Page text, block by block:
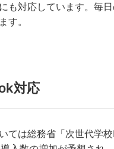
も対応しています。毎
す。
対応
ては総務省「次世代学